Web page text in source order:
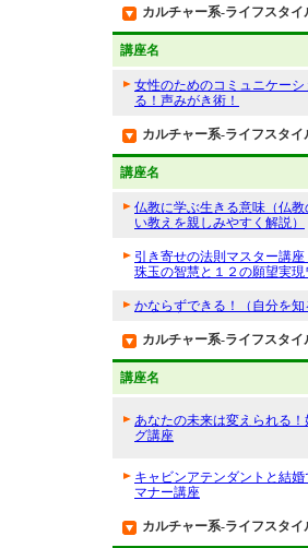
カルチャー系-ライフスタイ
講座名
女性のためのコミュニケーシ
る！声みがき術！
カルチャー系-ライフスタイ
講座名
仏教に学ぶ生きる意味（仏
い教えを親しみやすく解説）
引き寄せの法則マスター講
珠玉の智慧と１２の願望実現
かならずできる！（自分を知
カルチャー系-ライフスタ
講座名
あなたの未来は変えられる！
グ講座
キャビンアテンダントと結
マナー講座
カルチャー系-ライフスタイ